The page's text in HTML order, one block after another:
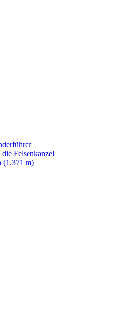
Felsenkanzel
(1.371 m)